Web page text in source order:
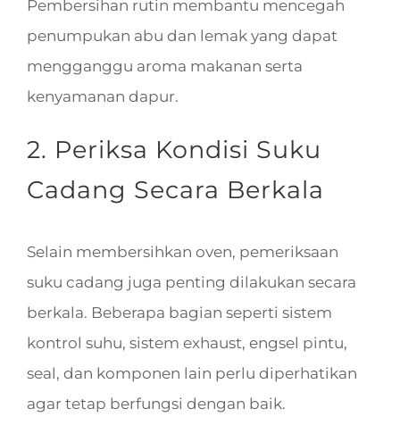
Pembersihan rutin membantu mencegah
penumpukan abu dan lemak yang dapat
mengganggu aroma makanan serta
kenyamanan dapur.
2. Periksa Kondisi Suku
Cadang Secara Berkala
Selain membersihkan oven, pemeriksaan
suku cadang juga penting dilakukan secara
berkala. Beberapa bagian seperti sistem
kontrol suhu, sistem exhaust, engsel pintu,
seal, dan komponen lain perlu diperhatikan
agar tetap berfungsi dengan baik.